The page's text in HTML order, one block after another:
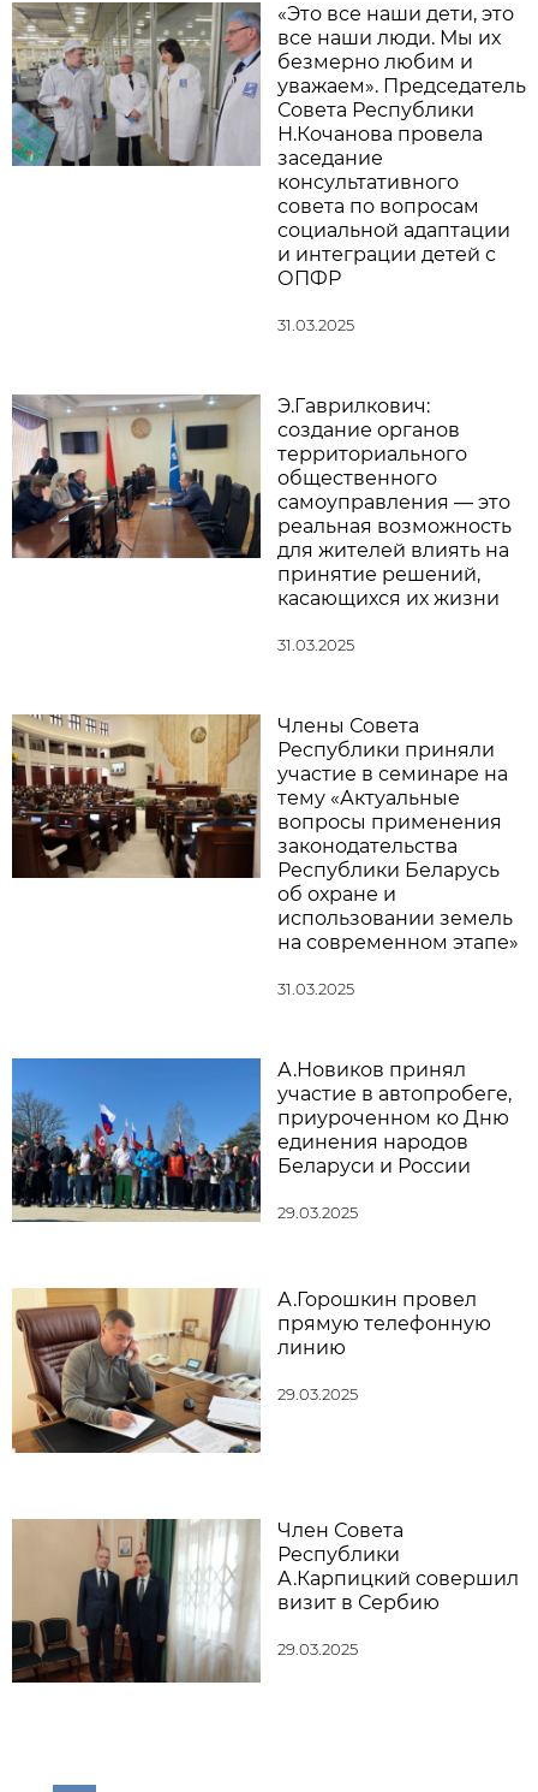
«Это все наши дети, это
все наши люди. Мы их
безмерно любим и
уважаем». Председатель
Совета Республики
Н.Кочанова провела
заседание
консультативного
совета по вопросам
социальной адаптации
и интеграции детей с
ОПФР
31.03.2025
Э.Гаврилкович:
создание органов
территориального
общественного
самоуправления — это
реальная возможность
для жителей влиять на
принятие решений,
касающихся их жизни
31.03.2025
Члены Совета
Республики приняли
участие в семинаре на
тему «Актуальные
вопросы применения
законодательства
Республики Беларусь
об охране и
использовании земель
на современном этапе»
31.03.2025
А.Новиков принял
участие в автопробеге,
приуроченном ко Дню
единения народов
Беларуси и России
29.03.2025
А.Горошкин провел
прямую телефонную
линию
29.03.2025
Член Совета
Республики
А.Карпицкий совершил
визит в Сербию
29.03.2025